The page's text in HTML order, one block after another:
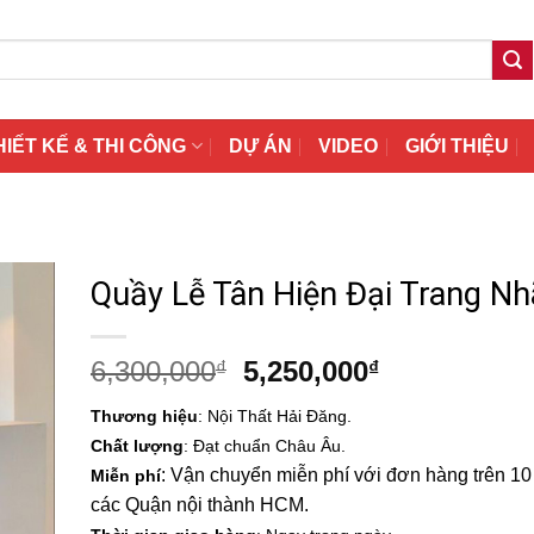
KẾ & THI CÔNG DỰ ÁN VIDEO GIỚI THIỆU
Quầy Lễ Tân Hiện Đại Trang
6,300,000₫
Giá
là:
6,300,000₫.
5,250,000₫Giá
5,250,000₫.
Thương hiệu: Nội Thất Hải Đăng.
Chất lượng: Đạt chuẩn Châu Âu.
Miễn phí: Vận chuyển miễn phí với đơn hàng trên 10
các Quận nội thành HCM.